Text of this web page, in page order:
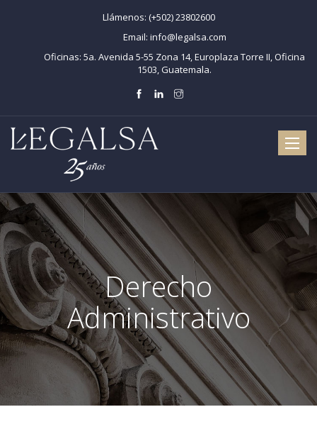
Llámenos: (+502) 23802600
Email: info@legalsa.com
Oficinas: 5a. Avenida 5-55 Zona 14, Europlaza Torre II, Oficina
1503, Guatemala.
Toggle
Derecho
Administrativo